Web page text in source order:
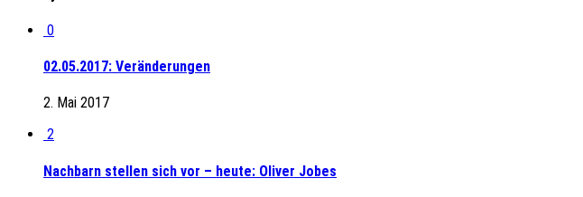
0
02.05.2017: Veränderungen
2. Mai 2017
2
Nachbarn stellen sich vor – heute: Oliver Jobes